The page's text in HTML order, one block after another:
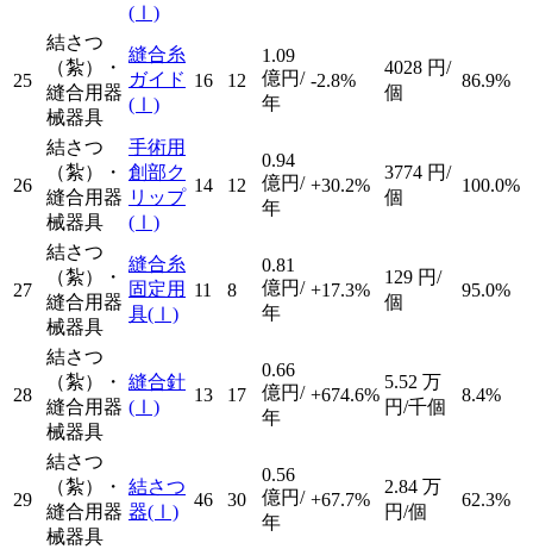
(Ⅰ)
25
結さつ
（紮）・
縫合用器
械器具
縫合糸
ガイド
(Ⅰ)
16 12
1.09
億円/
年
-2.8%
4028 円/
個
86.9%
26
結さつ
（紮）・
縫合用器
械器具
手術用
創部ク
リップ
(Ⅰ)
14 12
0.94
億円/
年
+30.2%
3774 円/
個
100.0%
27
結さつ
（紮）・
縫合用器
械器具
縫合糸
固定用
具(Ⅰ)
11 8
0.81
億円/
年
+17.3%
129 円/
個
95.0%
28
結さつ
（紮）・
縫合用器
械器具
縫合針
(Ⅰ)
13 17
0.66
億円/
年
+674.6%
5.52 万
円/千個
8.4%
29
結さつ
（紮）・
縫合用器
械器具
結さつ
器(Ⅰ)
46 30
0.56
億円/
年
+67.7%
2.84 万
円/個
62.3%